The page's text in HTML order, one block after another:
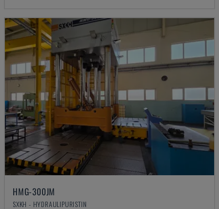
HMG-300JM
SXKH - HYDRAULIPURISTIN